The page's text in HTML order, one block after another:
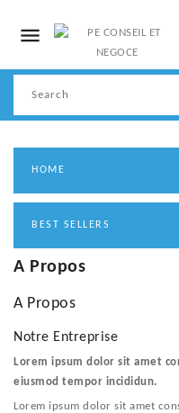

HOME
BEST SELLERS
A Propos
A Propos
Notre Entreprise
Lorem ipsum dolor sit amet
eiusmod tempor incididun.
Lorem ipsum dolor sit amet